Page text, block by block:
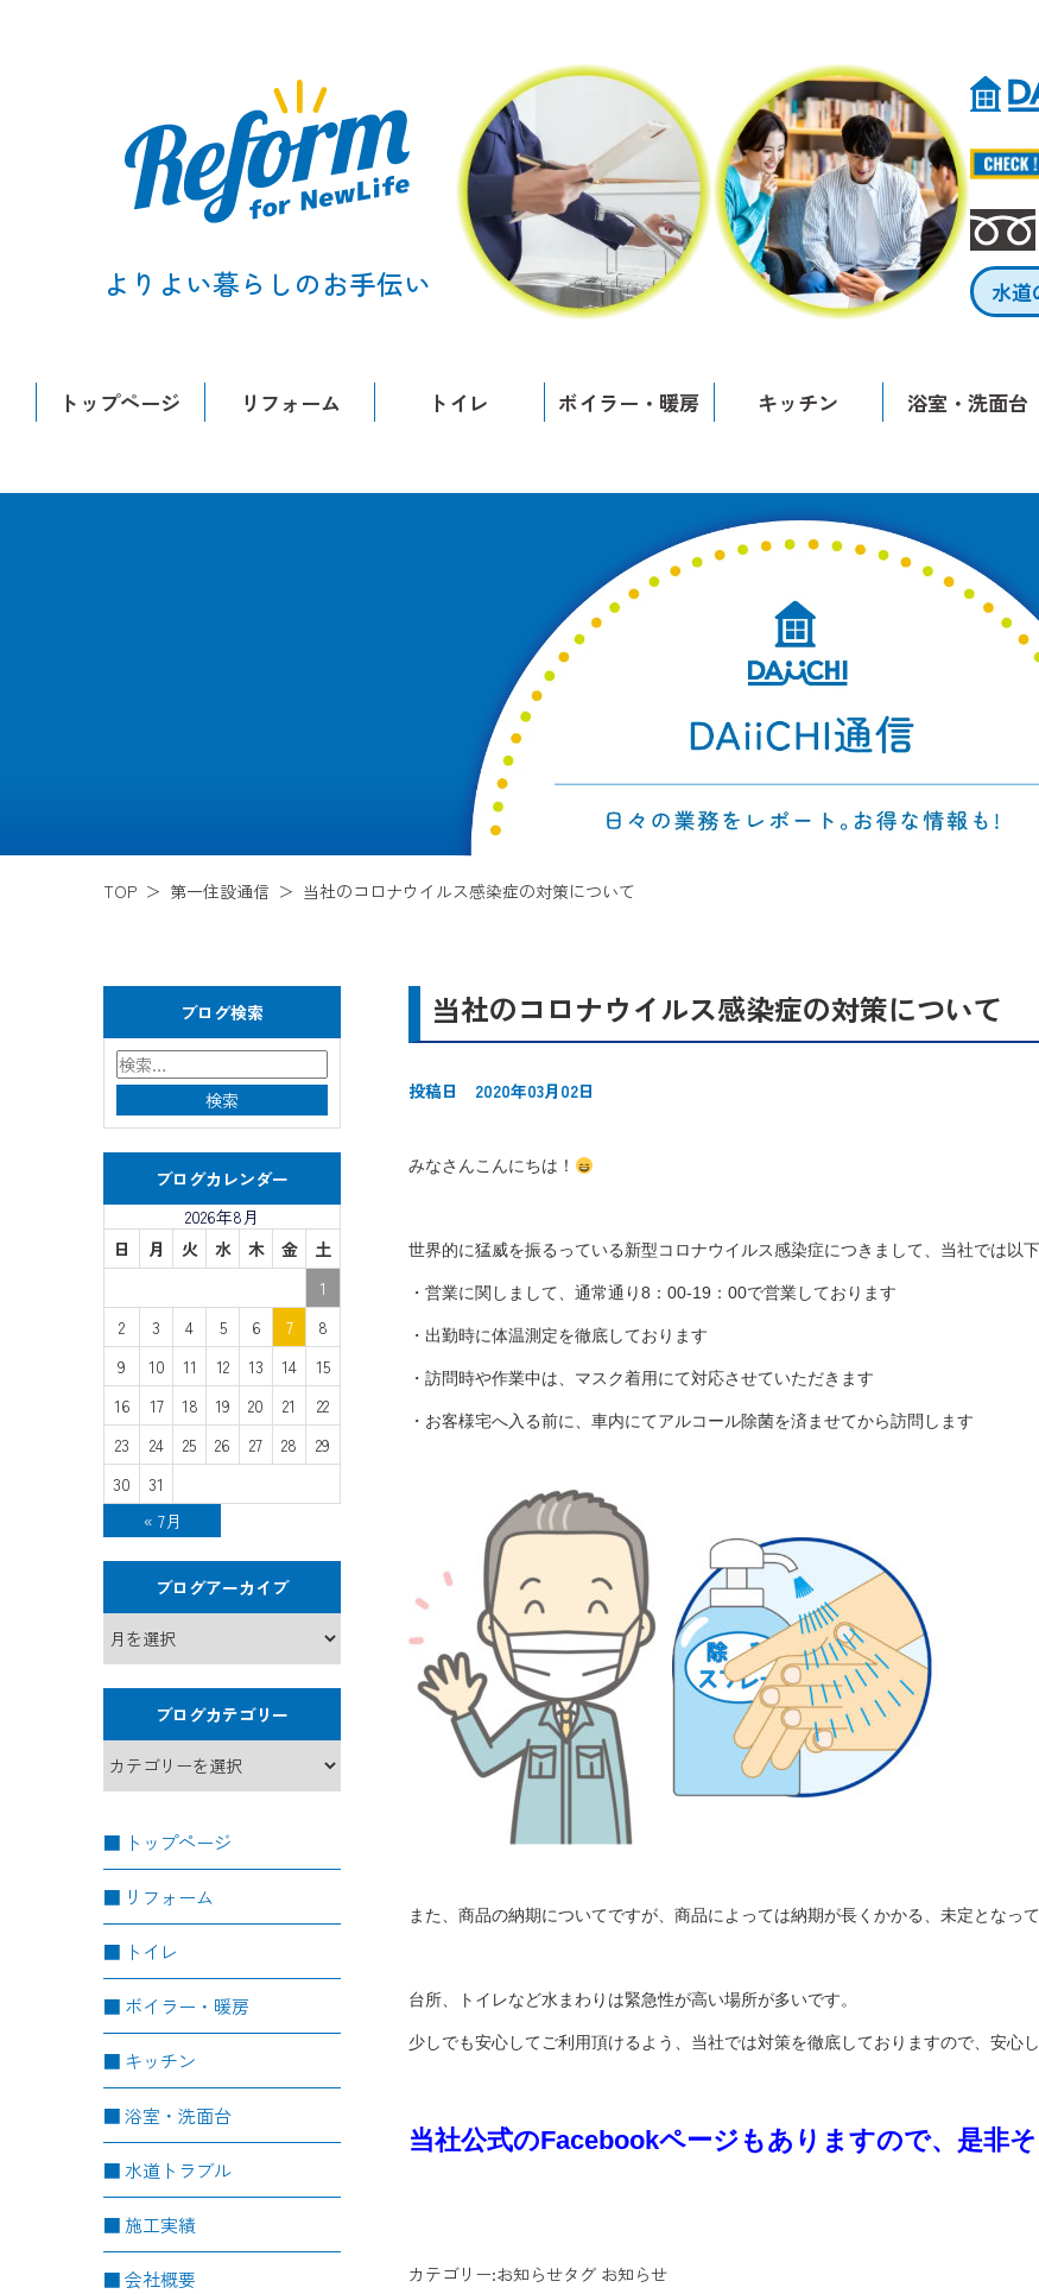
よりよい暮らしのお手伝い 水道
トップページ リフォーム トイレ ボイラー・暖房 キッチン 浴室・洗面台
TOP 第一住設通信 当社のコロナウイルス感染症の対策について
ブログ検索
ブログカレンダー
2026年8月
日
月 火 水 木 金
土
1
2
3 4 5 6 7
8
9
10 11 12 13 14
15
16
17 18 19 20 21
22
23
24 25 26 27 28
29
30
31
« 7月
ブログアーカイブ
ブログカテゴリー
トップページ
リフォーム
トイレ
ボイラー・暖房
キッチン
浴室・洗面台
水道トラブル
施工実績
会社概要
当社のコロナウイルス感染症の対策について
投稿日 2020年03月02日
みなさんこんにちは！
世界的に猛威を振るっている新型コロナウイルス感染症につきまして、当社では以
・営業に関しまして、通常通り8：00-19：00で営業しております
・出勤時に体温測定を徹底しております
・訪問時や作業中は、マスク着用にて対応させていただきます
・お客様宅へ入る前に、車内にてアルコール除菌を済ませてから訪問します
また、商品の納期についてですが、商品によっては納期が長くかかる、未定となっ
台所、トイレなど水まわりは緊急性が高い場所が多いです。
少しでも安心してご利用頂けるよう、当社では対策を徹底しておりますので、安心
当社公式のFacebookページもありますので、是非
カテゴリー:お知らせタグ お知らせ